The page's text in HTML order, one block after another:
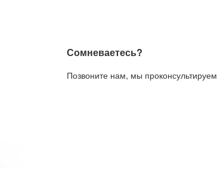
Сомневаетесь?
Позвоните нам, мы проконсультируем